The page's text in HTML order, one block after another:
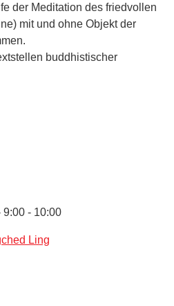
der Meditation des friedvollen
mit und ohne Objekt der
buddhistischer
9:00 - 10:00
Ling